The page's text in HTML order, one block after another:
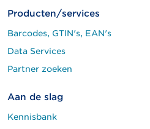
Producten/services
Barcodes, GTIN's, EAN's
Data Services
Partner zoeken
Aan de slag
Kennisbank